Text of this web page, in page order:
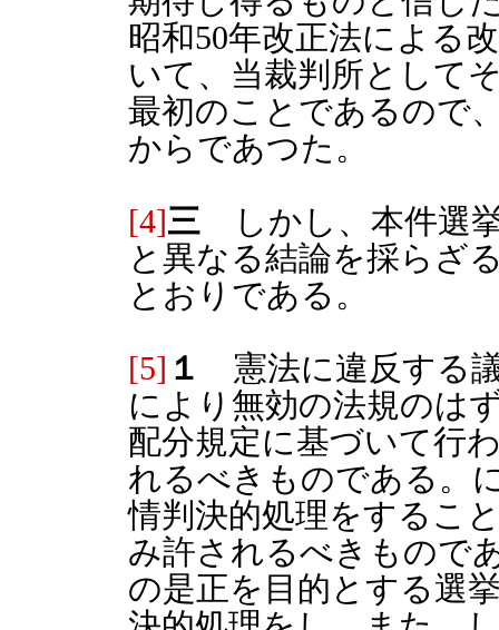
昭和50年改正法による
いて、当裁判所として
最初のことであるので
からであつた。
[4]三 しかし、本件選
と異なる結論を採らざ
とおりである。
[5] １
憲法に違反する
により無効の法規のは
配分規定に基づいて行
れるべきものである。
情判決的処理をするこ
み許されるべきもので
の是正を目的とする選